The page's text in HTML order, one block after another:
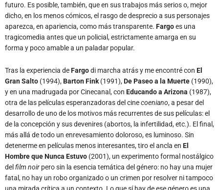
futuro. Es posible, también, que en sus trabajos más serios o, mejor
dicho, en los menos cómicos, el rasgo de desprecio a sus personajes
aparezca, en apariencia, como más transparente. Fargoes una
tragicomedia antes que un policial, estrictamente amarga en su
forma y poco amable a un paladar popular.
Tras la experiencia deFargodi marcha atrás y me encontré con El
Gran Salto (1994),Barton Fink (1991),De Paseo a la Muerte (1990),
y en una madrugada por Cinecanal, con Educando a Arizona (1987),
otra de las películas esperanzadoras del cinecoeniano, a pesar del
desarrollo de uno de los motivos más recurrentes de sus películas: el
de la concepción y sus devenires (abortos, la infertilidad, etc.). El final,
más allá de todo un enrevesamiento doloroso, es luminoso. Sin
detenerme en películas menos interesantes, tiro el ancla en El
Hombre que Nunca Estuvo (2001), un experimento formal nostálgico
del film noir pero sin la esencia temática del género: no hay una mujer
fatal, no hay un robo organizado o un crimen por resolver ni tampoco
una mirada crítica a un contexto. Lo que sí hay de ese género es una